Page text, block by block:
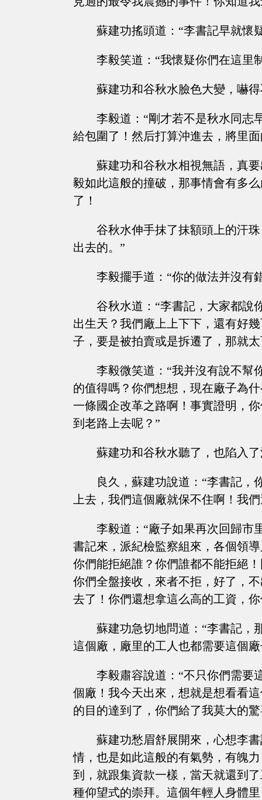
蘇建功搖頭道：“李書記早就懷
李毅笑道：“我懷疑你們在這里
蘇建功和谷秋水臉色大變，嚇
李毅道：“剛才若不是秋水同志
給包圍了！然后打算沖進去，將里
蘇建功和谷秋水相視無語，真
毅如此這般的撞破，那事情會有多
了！
谷秋水伸手抹了抹額頭上的汗
出去的。”
李毅擺手道：“你的做法并沒有
谷秋水道：“李書記，大家都說
出生天？我們廠上上下下，還有好
子，要是被拍賣或是拆遷了，那就
李毅微笑道：“我并沒有說不幫
的值得嗎？你們想想，現在廠子為
一條國企改革之路啊！事實證明，
到老路上去呢？”
蘇建功和谷秋水聽了，也陷入
良久，蘇建功說道：“李書記，
上去，我們這個廠就保不住啊！我
李毅道：“廠子如果再次回歸市
書記來，派紀檢監察組來，各個領
你們能拒絕誰？你們誰都不能拒絕
你們全盤接收，來者不拒，好了，
去了！你們還想拿這么高的工資，
蘇建功急切地問道：“李書記，
這個廠，廠里的工人也都需要這個廠
李毅肅容說道：“不只你們需要
個廠！我今天出來，想就是想看看
的目的達到了，你們給了我莫大的
蘇建功愁眉舒展開來，心想李
情，也是如此這般的有氣勢，有魄
到，就跟集資款一樣，當天就還到
種仰望式的崇拜。這個年輕人身體